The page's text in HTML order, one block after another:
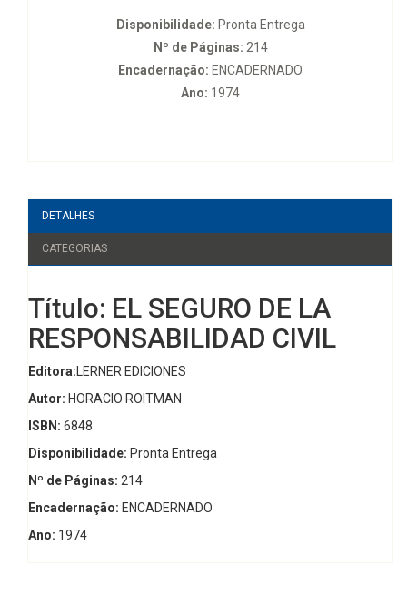
Disponibilidade: Pronta Entrega
Nº de Páginas: 214
Encadernação: ENCADERNADO
Ano: 1974
DETALHES
CATEGORIAS
Título: EL SEGURO DE LA
RESPONSABILIDAD CIVIL
Editora:LERNER EDICIONES
Autor: HORACIO ROITMAN
ISBN: 6848
Disponibilidade: Pronta Entrega
Nº de Páginas: 214
Encadernação: ENCADERNADO
Ano: 1974